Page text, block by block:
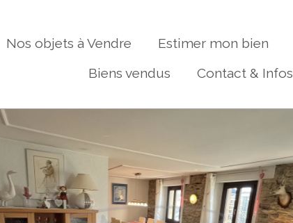
Nos objets à Vendre Estimer mon bien
Biens vendus
Contact & Infos